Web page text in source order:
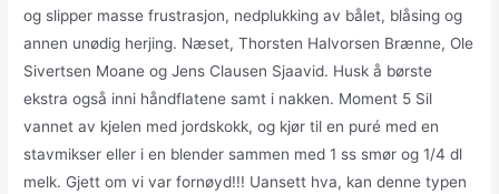
og slipper masse frustrasjon, nedplukking av bålet, blåsing og
annen unødig herjing. Næset, Thorsten Halvorsen Brænne, Ole
Sivertsen Moane og Jens Clausen Sjaavid. Husk å børste
ekstra også inni håndflatene samt i nakken. Moment 5 Sil
vannet av kjelen med jordskokk, og kjør til en puré med en
stavmikser eller i en blender sammen med 1 ss smør og 1/4 dl
melk. Gjett om vi var fornøyd!!! Uansett hva, kan denne typen